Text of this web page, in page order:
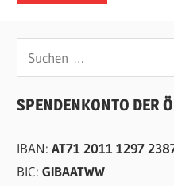
Suchen
nach:
SPENDENKONTO DER
IBAN:AT71 2011 1297
BIC:GIBAATWW